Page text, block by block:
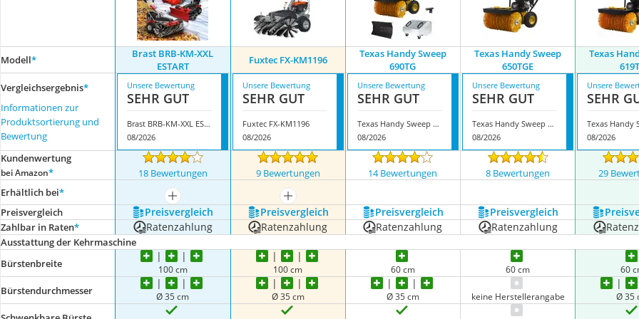
Modell*
Brast BRB-KM-XXL
ESTART
Fuxtec FX-KM1196
Texas Handy Sweep
690TG
Texas Handy Sweep
650TGE
Texas
Vergleichsergebnis*
Informationen zur
Produktsortierung und
Bewertung
Unsere Bewertung
SEHR GUT
Brast BRB-KM-XXL ESTART
08/2026
Unsere Bewertung
SEHR GUT
Fuxtec FX-KM1196
08/2026
Unsere Bewertung
SEHR GUT
Texas Handy Sweep 690TG
08/2026
Unsere Bewertung
SEHR GUT
Texas Handy Sweep 650TGE
08/2026
Unsere
SEHR
08/2026
Kundenwertung
bei Amazon* 18 Bewertungen 9 Bewertungen 14 Bewertungen 8 Bewertungen
29
Erhältlich bei*
mehr anzeigen
mehr anzeigen
Preis­vergleich
Preis­vergleich Preis­vergleich Preis­vergleich Preis­vergleich
Zahlbar in Raten* Ratenzahlung Ratenzahlung Ratenzahlung Ratenzahlung
Ausstattung der Kehrmaschine
Bürstenbreite
100 cm 100 cm 60 cm 60 cm 60
Bürstendurchmesser Ø 35 cm Ø 35 cm Ø 35 cm keine Herstellerangabe Ø 35